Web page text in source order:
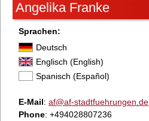
Angelika Franke
Sprachen:
Deutsch
Englisch (English)
Spanisch (Español)
E-Mail: af@af-stadtfuehrungen.de
Phone: +494028807236